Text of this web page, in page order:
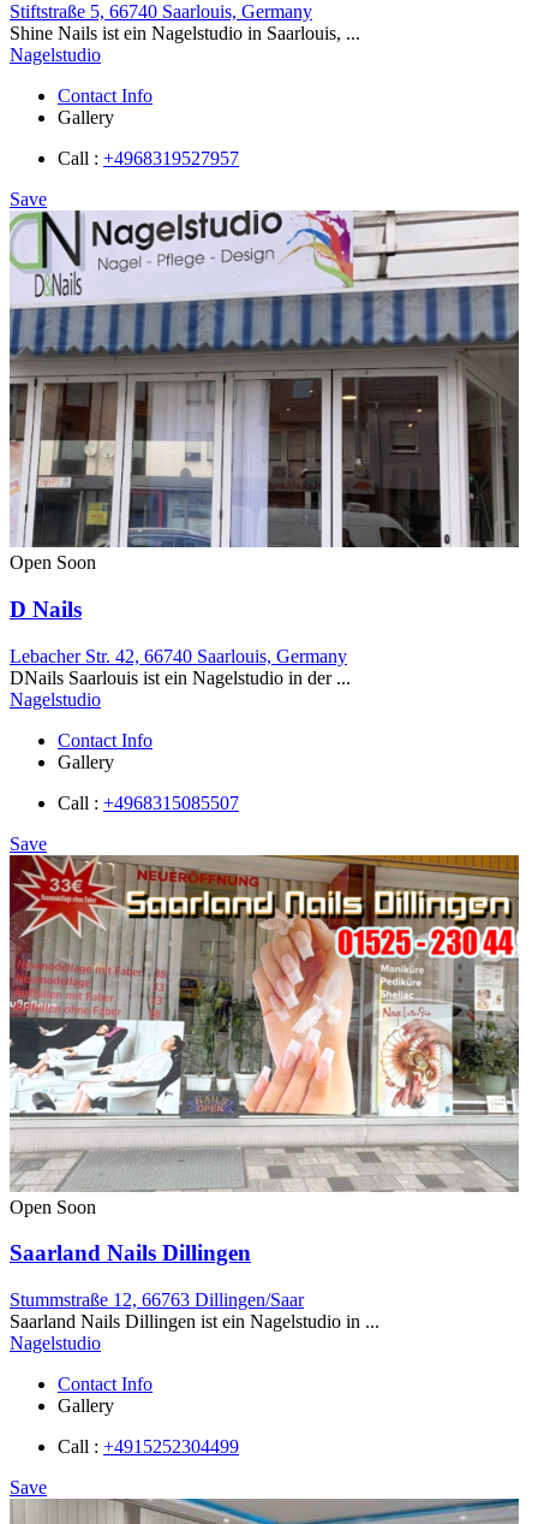
Stiftstraße 5, 66740 Saarlouis, Germany
Shine Nails ist ein Nagelstudio in Saarlouis, ...
Nagelstudio
Contact Info
Gallery
Call : +4968319527957
Save
Open Soon
D Nails
Lebacher Str. 42, 66740 Saarlouis, Germany
DNails Saarlouis ist ein Nagelstudio in der ...
Nagelstudio
Contact Info
Gallery
Call : +4968315085507
Save
Open Soon
Saarland Nails Dillingen
Stummstraße 12, 66763 Dillingen/Saar
Saarland Nails Dillingen ist ein Nagelstudio in ...
Nagelstudio
Contact Info
Gallery
Call : +4915252304499
Save